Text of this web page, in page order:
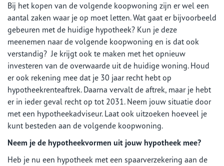
Bij het kopen van de volgende koopwoning zijn er wel een
aantal zaken waar je op moet letten. Wat gaat er bijvoorbeeld
gebeuren met de huidige hypotheek? Kun je deze
meenemen naar de volgende koopwoning en is dat ook
verstandig? Je krijgt ook te maken met het opnieuw
investeren van de overwaarde uit de huidige woning. Houd
er ook rekening mee dat je 30 jaar recht hebt op
hypotheekrenteaftrek. Daarna vervalt de aftrek, maar je hebt
er in ieder geval recht op tot 2031. Neem jouw situatie door
met een hypotheekadviseur. Laat ook uitzoeken hoeveel je
kunt besteden aan de volgende koopwoning.
Neem je de hypotheekvormen uit jouw hypotheek mee?
Heb je nu een hypotheek met een spaarverzekering aan de